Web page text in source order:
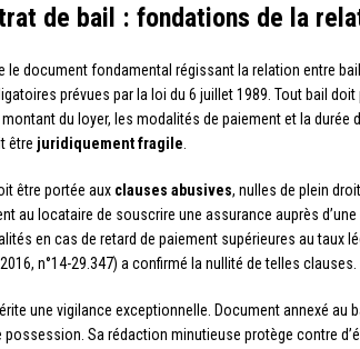
de bail : fondations de la
le document fondamental régissant la relation entre
prévues par la loi du 6 juillet 1989. Tout bail doit
du loyer, les modalités de paiement et la durée
être juridiquement fragile
être portée aux clauses abusives, nulles de plein
au locataire de souscrire une assurance auprès
en cas de retard de paiement supérieures au taux
n°14-29.347) a confirmé la nullité de telles clauses.
une vigilance exceptionnelle. Document annexé au
possession. Sa rédaction minutieuse protège contre